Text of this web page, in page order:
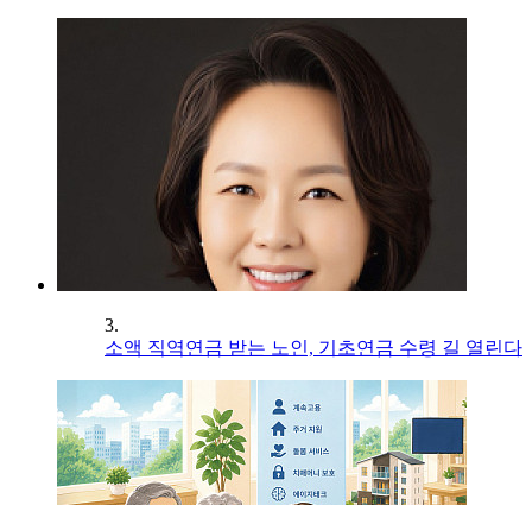
3.
소액 직역연금 받는 노인, 기초연금 수령 길 열린다